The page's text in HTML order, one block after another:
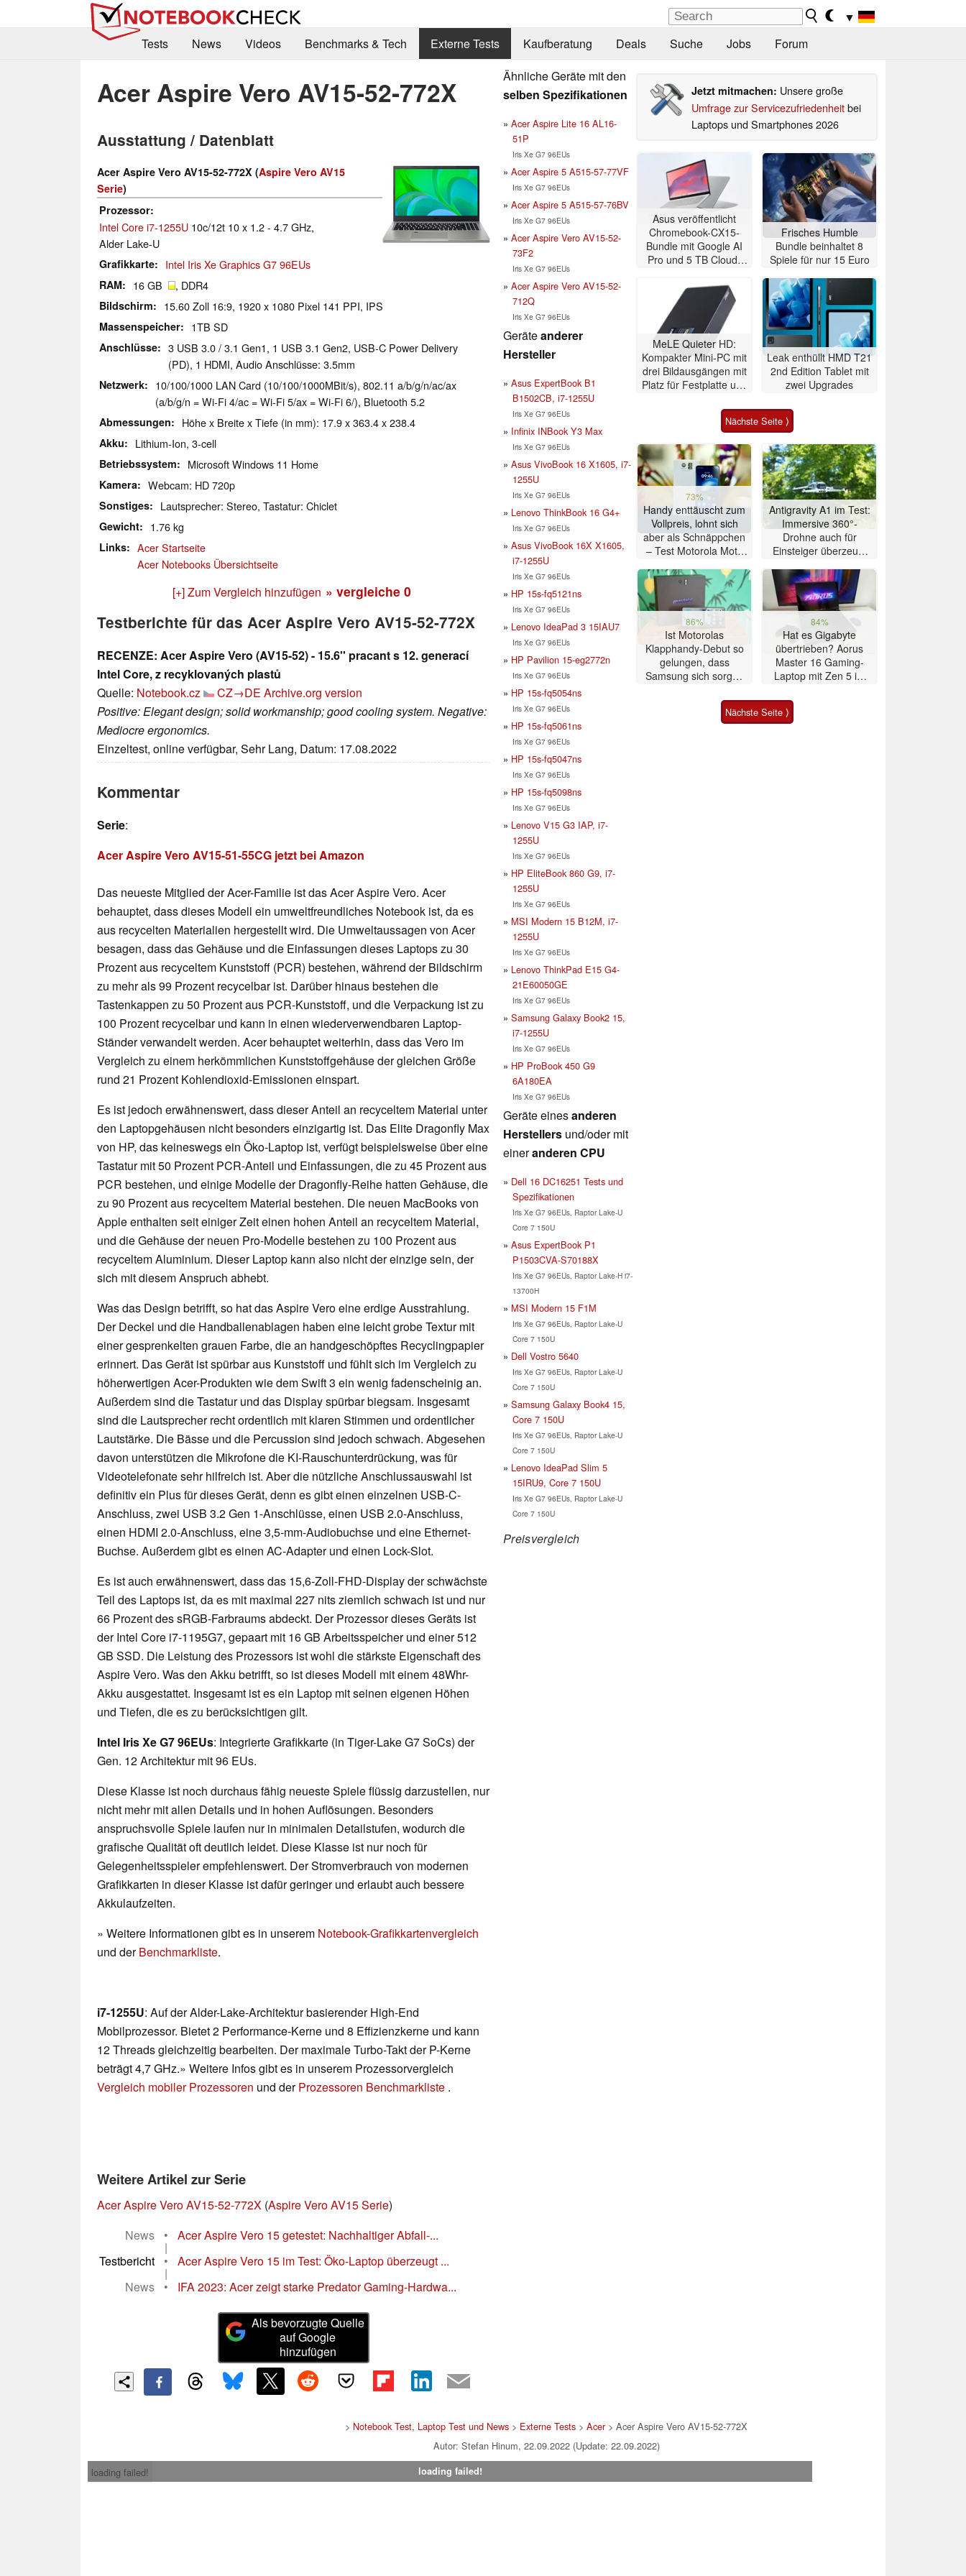
▼
Tests
News Videos Benchmarks & Tech Externe Tests Kaufberatung Deals Suche Jobs Forum
Acer Aspire Vero AV15-52-772X
Ausstattung / Datenblatt
Acer Aspire Vero AV15-52-772X (Aspire Vero AV15
Serie)
Prozessor
Intel Core i7-1255U 10c/12t 10 x 1.2 - 4.7 GHz,
Alder Lake-U
Grafikkarte Intel Iris Xe Graphics G7 96EUs
RAM 16 GB , DDR4
Bildschirm 15.60 Zoll 16:9, 1920 x 1080 Pixel 141 PPI, IPS
Massenspeicher 1TB SD
Anschlüsse
3 USB 3.0 / 3.1 Gen1, 1 USB 3.1 Gen2, USB-C Power Delivery
(PD), 1 HDMI, Audio Anschlüsse: 3.5mm
Netzwerk
10/100/1000 LAN Card (10/100/1000MBit/s), 802.11 a/b/g/n/ac/ax
(a/b/g/n = Wi-Fi 4/ac = Wi-Fi 5/ax = Wi-Fi 6/), Bluetooth 5.2
Abmessungen Höhe x Breite x Tiefe (in mm): 17.9 x 363.4 x 238.4
Akku Lithium-Ion, 3-cell
Betriebssystem Microsoft Windows 11 Home
Kamera Webcam: HD 720p
Sonstiges Lautsprecher: Stereo, Tastatur: Chiclet
Gewicht 1.76 kg
Links
Acer Startseite
Acer Notebooks Übersichtseite
[+] Zum Vergleich hinzufügen » vergleiche 0
Testberichte für das Acer Aspire Vero AV15-52-772X
RECENZE: Acer Aspire Vero (AV15-52) - 15.6'' pracant s 12. generací
Intel Core, z recyklovaných plastů
Quelle: Notebook.cz CZ→DE Archive.org version
Positive: Elegant design; solid workmanship; good cooling system. Negative:
Mediocre ergonomics.
Einzeltest, online verfügbar, Sehr Lang, Datum: 17.08.2022
Kommentar
Serie:
Acer Aspire Vero AV15-51-55CG jetzt bei Amazon
Das neueste Mitglied der Acer-Familie ist das Acer Aspire Vero. Acer
behauptet, dass dieses Modell ein umweltfreundliches Notebook ist, da es
aus recycelten Materialien hergestellt wird. Die Umweltaussagen von Acer
besagen, dass das Gehäuse und die Einfassungen dieses Laptops zu 30
Prozent aus recyceltem Kunststoff (PCR) bestehen, während der Bildschirm
zu mehr als 99 Prozent recycelbar ist. Darüber hinaus bestehen die
Tastenkappen zu 50 Prozent aus PCR-Kunststoff, und die Verpackung ist zu
100 Prozent recycelbar und kann in einen wiederverwendbaren Laptop-
Ständer verwandelt werden. Acer behauptet weiterhin, dass das Vero im
Vergleich zu einem herkömmlichen Kunststoffgehäuse der gleichen Größe
rund 21 Prozent Kohlendioxid-Emissionen einspart.
Es ist jedoch erwähnenswert, dass dieser Anteil an recyceltem Material unter
den Laptopgehäusen nicht besonders einzigartig ist. Das Elite Dragonfly Max
von HP, das keineswegs ein Öko-Laptop ist, verfügt beispielsweise über eine
Tastatur mit 50 Prozent PCR-Anteil und Einfassungen, die zu 45 Prozent aus
PCR bestehen, und einige Modelle der Dragonfly-Reihe hatten Gehäuse, die
zu 90 Prozent aus recyceltem Material bestehen. Die neuen MacBooks von
Apple enthalten seit einiger Zeit einen hohen Anteil an recyceltem Material,
und die Gehäuse der neuen Pro-Modelle bestehen zu 100 Prozent aus
recyceltem Aluminium. Dieser Laptop kann also nicht der einzige sein, der
sich mit diesem Anspruch abhebt.
Was das Design betrifft, so hat das Aspire Vero eine erdige Ausstrahlung.
Der Deckel und die Handballenablagen haben eine leicht grobe Textur mit
einer gesprenkelten grauen Farbe, die an handgeschöpftes Recyclingpapier
erinnert. Das Gerät ist spürbar aus Kunststoff und fühlt sich im Vergleich zu
höherwertigen Acer-Produkten wie dem Swift 3 ein wenig fadenscheinig an.
Außerdem sind die Tastatur und das Display spürbar biegsam. Insgesamt
sind die Lautsprecher recht ordentlich mit klaren Stimmen und ordentlicher
Lautstärke. Die Bässe und die Percussion sind jedoch schwach. Abgesehen
davon unterstützen die Mikrofone die KI-Rauschunterdrückung, was für
Videotelefonate sehr hilfreich ist. Aber die nützliche Anschlussauswahl ist
definitiv ein Plus für dieses Gerät, denn es gibt einen einzelnen USB-C-
Anschluss, zwei USB 3.2 Gen 1-Anschlüsse, einen USB 2.0-Anschluss,
einen HDMI 2.0-Anschluss, eine 3,5-mm-Audiobuchse und eine Ethernet-
Buchse. Außerdem gibt es einen AC-Adapter und einen Lock-Slot.
Es ist auch erwähnenswert, dass das 15,6-Zoll-FHD-Display der schwächste
Teil des Laptops ist, da es mit maximal 227 nits ziemlich schwach ist und nur
66 Prozent des sRGB-Farbraums abdeckt. Der Prozessor dieses Geräts ist
der Intel Core i7-1195G7, gepaart mit 16 GB Arbeitsspeicher und einer 512
GB SSD. Die Leistung des Prozessors ist wohl die stärkste Eigenschaft des
Aspire Vero. Was den Akku betrifft, so ist dieses Modell mit einem 48Whr-
Akku ausgestattet. Insgesamt ist es ein Laptop mit seinen eigenen Höhen
und Tiefen, die es zu berücksichtigen gilt.
Intel Iris Xe G7 96EUs: Integrierte Grafikkarte (in Tiger-Lake G7 SoCs) der
Gen. 12 Architektur mit 96 EUs.
Diese Klasse ist noch durchaus fähig neueste Spiele flüssig darzustellen, nur
nicht mehr mit allen Details und in hohen Auflösungen. Besonders
anspruchsvolle Spiele laufen nur in minimalen Detailstufen, wodurch die
grafische Qualität oft deutlich leidet. Diese Klasse ist nur noch für
Gelegenheitsspieler empfehlenswert. Der Stromverbrauch von modernen
Grafikkarten in dieser Klasse ist dafür geringer und erlaubt auch bessere
Akkulaufzeiten.
» Weitere Informationen gibt es in unserem Notebook-Grafikkartenvergleich
und derBenchmarkliste.
i7-1255U: Auf der Alder-Lake-Architektur basierender High-End
Mobilprozessor. Bietet 2 Performance-Kerne und 8 Effizienzkerne und kann
12 Threads gleichzeitig bearbeiten. Der maximale Turbo-Takt der P-Kerne
beträgt 4,7 GHz.» Weitere Infos gibt es in unserem Prozessorvergleich
Vergleich mobiler Prozessoren und derProzessoren Benchmarkliste .
Weitere Artikel zur Serie
Acer Aspire Vero AV15-52-772X (Aspire Vero AV15 Serie)
News
• Acer Aspire Vero 15 getestet: Nachhaltiger Abfall-...
|
Testbericht
• Acer Aspire Vero 15 im Test: Öko-Laptop überzeugt ...
|
News
• IFA 2023: Acer zeigt starke Predator Gaming-Hardwa...
Als bevorzugte Quelle
auf Google
hinzufügen
Ähnliche Geräte mit den
selben Spezifikationen
Acer Aspire Lite 16 AL16-
51P
Iris Xe G7 96EUs
Acer Aspire 5 A515-57-77VF
Iris Xe G7 96EUs
Acer Aspire 5 A515-57-76BV
Iris Xe G7 96EUs
Acer Aspire Vero AV15-52-
73F2
Iris Xe G7 96EUs
Acer Aspire Vero AV15-52-
712Q
Iris Xe G7 96EUs
Geräteanderer
Hersteller
Asus ExpertBook B1
B1502CB, i7-1255U
Iris Xe G7 96EUs
Infinix INBook Y3 Max
Iris Xe G7 96EUs
Asus VivoBook 16 X1605, i7-
1255U
Iris Xe G7 96EUs
Lenovo ThinkBook 16 G4+
Iris Xe G7 96EUs
Asus VivoBook 16X X1605,
i7-1255U
Iris Xe G7 96EUs
HP 15s-fq5121ns
Iris Xe G7 96EUs
Lenovo IdeaPad 3 15IAU7
Iris Xe G7 96EUs
HP Pavilion 15-eg2772n
Iris Xe G7 96EUs
HP 15s-fq5054ns
Iris Xe G7 96EUs
HP 15s-fq5061ns
Iris Xe G7 96EUs
HP 15s-fq5047ns
Iris Xe G7 96EUs
HP 15s-fq5098ns
Iris Xe G7 96EUs
Lenovo V15 G3 IAP, i7-
1255U
Iris Xe G7 96EUs
HP EliteBook 860 G9, i7-
1255U
Iris Xe G7 96EUs
MSI Modern 15 B12M, i7-
1255U
Iris Xe G7 96EUs
Lenovo ThinkPad E15 G4-
21E60050GE
Iris Xe G7 96EUs
Samsung Galaxy Book2 15,
i7-1255U
Iris Xe G7 96EUs
HP ProBook 450 G9
6A180EA
Iris Xe G7 96EUs
Geräte einesanderen
Herstellers und/oder mit
eineranderen CPU
Dell 16 DC16251 Tests und
Spezifikationen
Iris Xe G7 96EUs, Raptor Lake-U
Core 7 150U
Asus ExpertBook P1
P1503CVA-S70188X
Iris Xe G7 96EUs, Raptor Lake-H i7-
13700H
MSI Modern 15 F1M
Iris Xe G7 96EUs, Raptor Lake-U
Core 7 150U
Dell Vostro 5640
Iris Xe G7 96EUs, Raptor Lake-U
Core 7 150U
Samsung Galaxy Book4 15,
Core 7 150U
Iris Xe G7 96EUs, Raptor Lake-U
Core 7 150U
Lenovo IdeaPad Slim 5
15IRU9, Core 7 150U
Iris Xe G7 96EUs, Raptor Lake-U
Core 7 150U
Preisvergleich
Jetzt mitmachen: Unsere große
Umfrage zur Servicezufriedenheitbei
Laptops und Smartphones 2026
Asus veröffentlicht
Chromebook-CX15-
Bundle mit Google AI
Pro und 5 TB Cloud-
Frisches Humble
Bundle beinhaltet 8
Spiele für nur 15 Euro
MeLE Quieter HD:
Kompakter Mini-PC mit
drei Bildausgängen mit
Platz für Festplatte und
Leak enthüllt HMD T21
2nd Edition Tablet mit
zwei Upgrades
Nächste Seite ⟩
73%
Handy enttäuscht zum
Vollpreis, lohnt sich
aber als Schnäppchen
– Test Motorola Moto
Antigravity A1 im Test:
Immersive 360°-
Drohne auch für
Einsteiger überzeugt
86%
Ist Motorolas
Klapphandy-Debut so
gelungen, dass
Samsung sich sorgen
Smartphone im Test
84%
Hat es Gigabyte
übertrieben? Aorus
Master 16 Gaming-
Laptop mit Zen 5 im
Nächste Seite ⟩
> Notebook Test, Laptop Test und News > Externe Tests >Acer> Acer Aspire Vero AV15-52-772X
Autor: Stefan Hinum, 22.09.2022 (Update: 22.09.2022)
loading failed!
loading failed!